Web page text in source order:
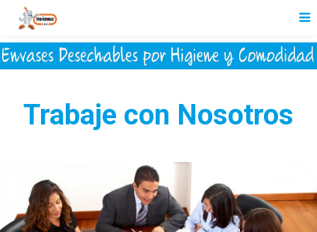
Trabaje con Nosotros